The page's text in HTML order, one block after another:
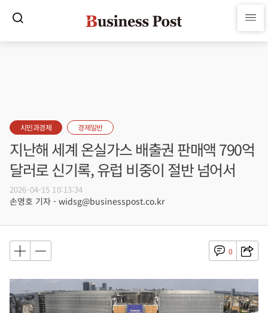
시민과경제 경제일반
지난해 세계 온실가스 배출권 판매액 790억
달러로 신기록, 유럽 비중이 절반 넘어서
2026-04-15 10:13:34
손영호 기자 - widsg@businesspost.co.kr
0